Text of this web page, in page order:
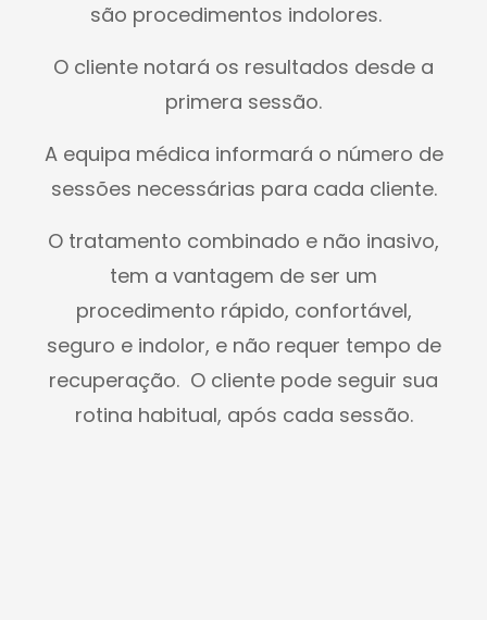
são procedimentos indolores.
O cliente notará os resultados desde a
primera sessão.
A equipa médica informará o número de
sessões necessárias para cada cliente.
O tratamento combinado e não inasivo,
tem a vantagem de ser um
procedimento rápido, confortável,
seguro e indolor, e não requer tempo de
recuperação. O cliente pode seguir sua
rotina habitual, após cada sessão.